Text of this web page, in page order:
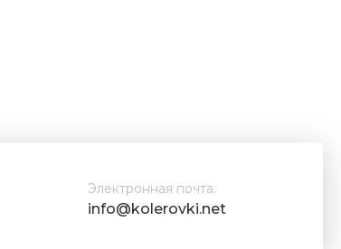
Электронная почта:
info@kolerovki.net